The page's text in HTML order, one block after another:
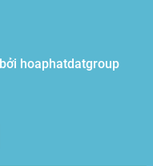
bởi hoaphatdatgroup